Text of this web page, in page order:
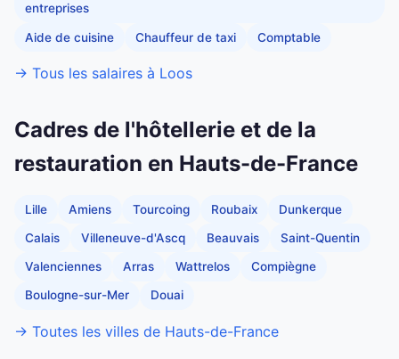
entreprises
Aide de cuisine Chauffeur de taxi Comptable
→ Tous les salaires à Loos
Cadres de l'hôtellerie et de la
restauration en Hauts-de-France
Lille Amiens Tourcoing Roubaix Dunkerque
Calais Villeneuve-d'Ascq Beauvais Saint-Quentin
Valenciennes Arras Wattrelos Compiègne
Boulogne-sur-Mer Douai
→ Toutes les villes de Hauts-de-France